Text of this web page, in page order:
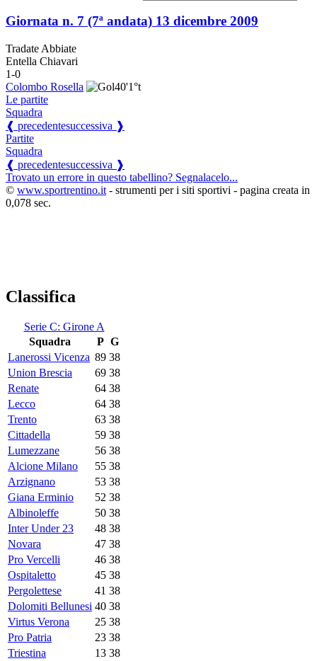
Giornata n. 7 (7ª andata) 13 dicembre 2009
Tradate Abbiate
Entella Chiavari
1-0
Colombo Rosella
40'1°t
Le partite
Squadra
❰ precedentesuccessiva ❱
Partite
Squadra
❰ precedentesuccessiva ❱
Trovato un errore in questo tabellino? Segnalacelo...
© www.sportrentino.it - strumenti per i siti sportivi - pagina creata in
0,078 sec.
Classifica
Serie C: Girone A
Squadra
P G
Lanerossi Vicenza 89 38
Union Brescia
69 38
Renate
64 38
Lecco
64 38
Trento
63 38
Cittadella
59 38
Lumezzane
56 38
Alcione Milano
55 38
Arzignano
53 38
Giana Erminio
52 38
Albinoleffe
50 38
Inter Under 23
48 38
Novara
47 38
Pro Vercelli
46 38
Ospitaletto
45 38
Pergolettese
41 38
Dolomiti Bellunesi 40 38
Virtus Verona
25 38
Pro Patria
23 38
Triestina
13 38